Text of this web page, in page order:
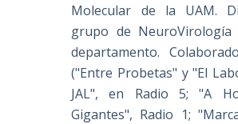
Molecular de la UAM.
grupo de NeuroVirología
departamento.
("Entre Probetas" y "El
JAL", en Radio 5; "A
Gigantes", Radio 1;